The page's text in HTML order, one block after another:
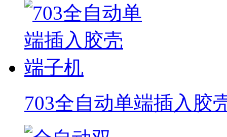
703全自动单端插入胶